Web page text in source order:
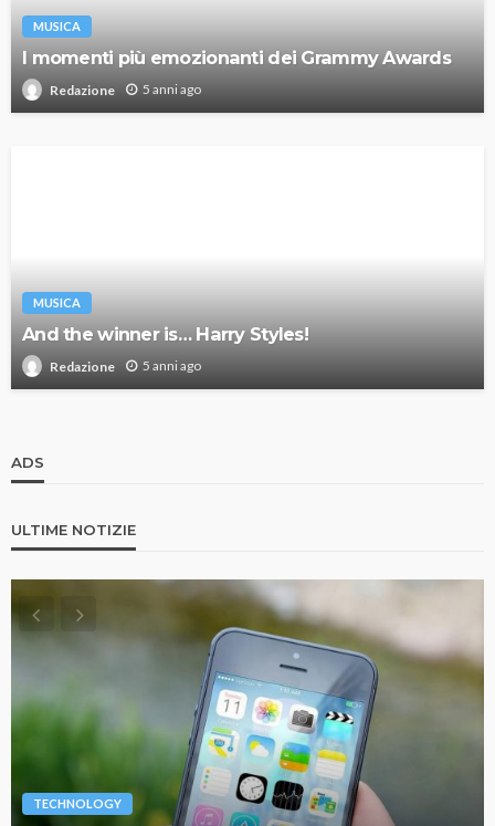
MUSICA
I momenti più emozionanti dei Grammy Awards
Redazione 5 anni ago
MUSICA
And the winner is… Harry Styles!
Redazione 5 anni ago
ADS
ULTIME NOTIZIE
TECHNOLOGY